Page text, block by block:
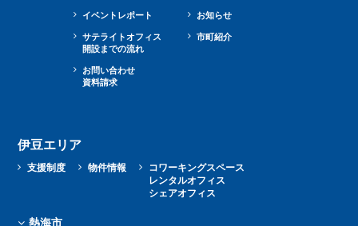
イベントレポート お知らせ
サテライトオフィス
開設までの流れ
市町紹介
お問い合わせ
資料請求
伊豆エリア
支援制度 物件情報
コワーキングスペース
レンタルオフィス
シェアオフィス
熱海市